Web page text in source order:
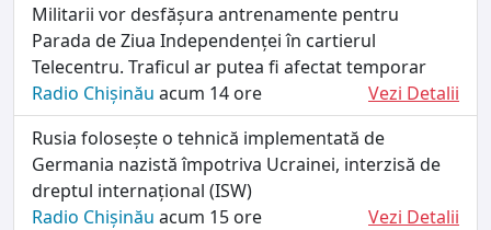
Militarii vor desfășura antrenamente pentru
Parada de Ziua Independenței în cartierul
Telecentru. Traficul ar putea fi afectat temporar
Radio Chișinău acum 14 ore
Vezi Detalii
Rusia folosește o tehnică implementată de
Germania nazistă împotriva Ucrainei, interzisă de
dreptul internațional (ISW)
Radio Chișinău acum 15 ore
Vezi Detalii